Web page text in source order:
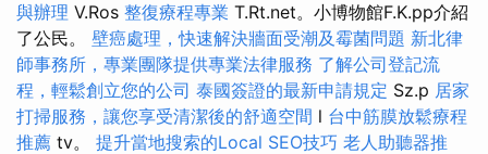
與辦理 V.Ros 整復療程專業 T.Rt.net。小博物館F.K.pp介紹
了公民。 壁癌處理，快速解決牆面受潮及霉菌問題 新北律
師事務所，專業團隊提供專業法律服務 了解公司登記流
程，輕鬆創立您的公司 泰國簽證的最新申請規定 Sz.p 居家
打掃服務，讓您享受清潔後的舒適空間 l 台中筋膜放鬆療程
推薦 tv。 提升當地搜索的Local SEO技巧 老人助聽器推